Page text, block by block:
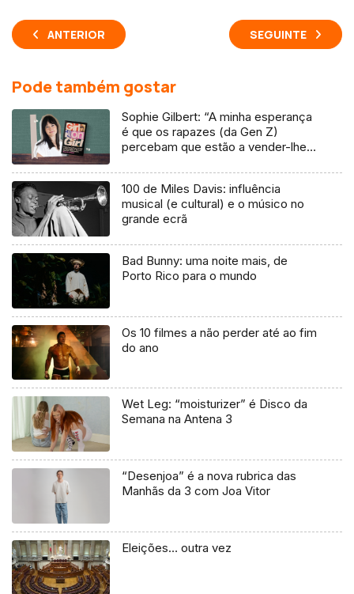
ANTERIOR SEGUINTE
Pode também gostar
Sophie Gilbert: “A minha esperança
é que os rapazes (da Gen Z)
percebam que estão a vender-lhes
100 de Miles Davis: influência
musical (e cultural) e o músico no
grande ecrã
Bad Bunny: uma noite mais, de
Porto Rico para o mundo
Os 10 filmes a não perder até ao fim
do ano
Wet Leg: “moisturizer” é Disco da
Semana na Antena 3
“Desenjoa” é a nova rubrica das
Manhãs da 3 com Joa Vitor
Eleições… outra vez